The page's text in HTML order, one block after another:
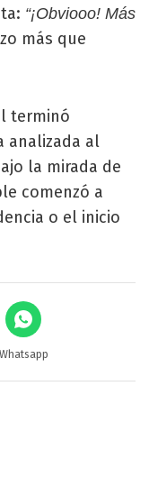
“¡Obviooo! Más
más que
terminó
analizada al
la mirada de
comenzó a
o el inicio
Whatsapp